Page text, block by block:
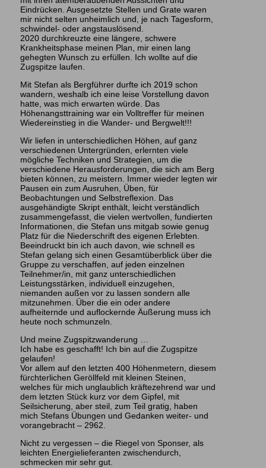
Eindrücken. Ausgesetzte Stellen und Grate waren
mir nicht selten unheimlich und, je nach Tagesform,
schwindel- oder angstauslösend.
2020 durchkreuzte eine längere, schwere
Krankheitsphase meinen Plan, mir einen lang
gehegten Wunsch zu erfüllen. Ich wollte auf die
Zugspitze laufen.
Mit Stefan als Bergführer durfte ich 2019 schon
wandern, weshalb ich eine leise Vorstellung davon
hatte, was mich erwarten würde. Das
Höhenangsttraining war ein Volltreffer für meinen
Wiedereinstieg in die Wander- und Bergwelt!!!
Wir liefen in unterschiedlichen Höhen, auf ganz
verschiedenen Untergründen, erlernten viele
mögliche Techniken und Strategien, um die
verschiedene Herausforderungen, die sich am Berg
bieten können, zu meistern. Immer wieder legten wir
Pausen ein zum Ausruhen, Üben, für
Beobachtungen und Selbstreflexion. Das
ausgehändigte Skript enthält, leicht verständlich
zusammengefasst, die vielen wertvollen, fundierten
Informationen, die Stefan uns mitgab sowie genug
Platz für die Niederschrift des eigenen Erlebten.
Beeindruckt bin ich auch davon, wie schnell es
Stefan gelang sich einen Gesamtüberblick über die
Gruppe zu verschaffen, auf jeden einzelnen
Teilnehmer/in, mit ganz unterschiedlichen
Leistungsstärken, individuell einzugehen,
niemanden außen vor zu lassen sondern alle
mitzunehmen. Über die ein oder andere
aufheiternde und auflockernde Äußerung muss ich
heute noch schmunzeln.
Und meine Zugspitzwanderung …
Ich habe es geschafft! Ich bin auf die Zugspitze
gelaufen!
Vor allem auf den letzten 400 Höhenmetern, diesem
fürchterlichen Geröllfeld mit kleinen Steinen,
welches für mich unglaublich kräftezehrend war und
dem letzten Stück kurz vor dem Gipfel, mit
Seilsicherung, aber steil, zum Teil gratig, haben
mich Stefans Übungen und Gedanken weiter- und
vorangebracht – 2962.
Nicht zu vergessen – die Riegel von Sponser, als
leichten Energielieferanten zwischendurch,
schmecken mir sehr gut.